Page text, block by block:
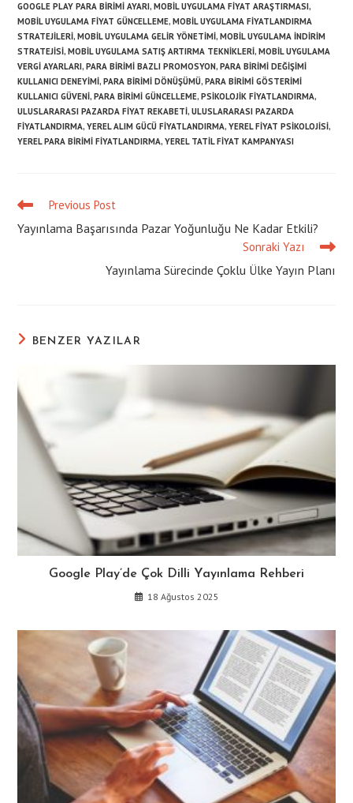
GOOGLE PLAY PARA BIRIMI AYARI, MOBIL UYGULAMA FIYAT ARAŞTIRMASI,
MOBIL UYGULAMA FIYAT GÜNCELLEME, MOBIL UYGULAMA FIYATLANDIRMA
STRATEJILERI, MOBIL UYGULAMA GELIR YÖNETIMI, MOBIL UYGULAMA INDIRIM
STRATEJISI, MOBIL UYGULAMA SATIŞ ARTIRMA TEKNIKLERI, MOBIL UYGULAMA
VERGI AYARLARI, PARA BIRIMI BAZLI PROMOSYON, PARA BIRIMI DEĞIŞIMI
KULLANICI DENEYIMI, PARA BIRIMI DÖNÜŞÜMÜ, PARA BIRIMI GÖSTERIMI
KULLANICI GÜVENI, PARA BIRIMI GÜNCELLEME, PSIKOLOJIK FIYATLANDIRMA,
ULUSLARARASI PAZARDA FIYAT REKABETI, ULUSLARARASI PAZARDA
FIYATLANDIRMA, YEREL ALIM GÜCÜ FIYATLANDIRMA, YEREL FIYAT PSIKOLOJISI,
YEREL PARA BIRIMI FIYATLANDIRMA, YEREL TATIL FIYAT KAMPANYASI
Read
articles
Previous Post
Yayınlama Başarısında Pazar Yoğunluğu Ne Kadar Etkili?
Sonraki Yazı
Yayınlama Sürecinde Çoklu Ülke Yayın Planı
BENZER YAZILAR
Google Play’de Çok Dilli Yayınlama Rehberi
18 Ağustos 2025